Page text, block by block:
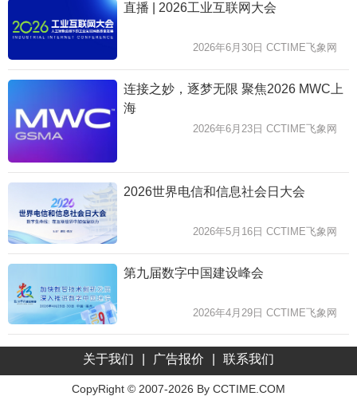
直播 | 2026工业互联网大会
2026年6月30日 CCTIME飞象网
连接之妙，逐梦无限 聚焦2026 MWC上
海
2026年6月23日 CCTIME飞象网
2026世界电信和信息社会日大会
2026年5月16日 CCTIME飞象网
第九届数字中国建设峰会
2026年4月29日 CCTIME飞象网
关于我们 广告报价 联系我们
CopyRight © 2007-2026 By CCTIME.COM